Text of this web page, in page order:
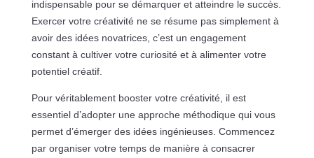
indispensable pour se démarquer et atteindre le succès.
Exercer votre créativité ne se résume pas simplement à
avoir des idées novatrices, c’est un engagement
constant à cultiver votre curiosité et à alimenter votre
potentiel créatif.
Pour véritablement booster votre créativité, il est
essentiel d’adopter une approche méthodique qui vous
permet d’émerger des idées ingénieuses. Commencez
par organiser votre temps de manière à consacrer